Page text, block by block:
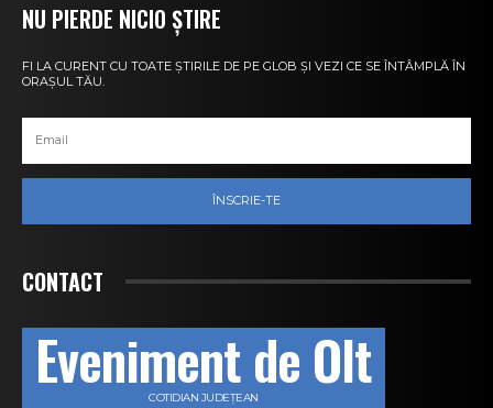
NU PIERDE NICIO ȘTIRE
FI LA CURENT CU TOATE ȘTIRILE DE PE GLOB ȘI VEZI CE SE ÎNTÂMPLĂ ÎN
ORAȘUL TĂU.
ÎNSCRIE-TE
CONTACT
Eveniment de Olt
COTIDIAN JUDEȚEAN